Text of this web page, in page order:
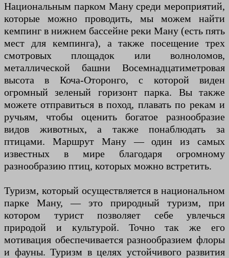
Национальным парком Ману среди мероприятий,
которые можно проводить, мы можем найти
кемпинг в нижнем бассейне реки Ману (есть пять
мест для кемпинга), а также посещение трех
смотровых площадок или волноломов,
металлической башни Восемнадцатиметровая
высота в Коча-Оторонго, с которой виден
огромный зеленый горизонт парка. Вы также
можете отправиться в поход, плавать по рекам и
ручьям, чтобы оценить богатое разнообразие
видов животных, а также понаблюдать за
птицами. Маршрут Ману — один из самых
известных в мире благодаря огромному
разнообразию птиц, которых можно встретить.
Туризм, который осуществляется в национальном
парке Ману, — это природный туризм, при
котором турист позволяет себе увлечься
природой и культурой. Точно так же его
мотивация обеспечивается разнообразием флоры
и фауны. Туризм в целях устойчивого развития